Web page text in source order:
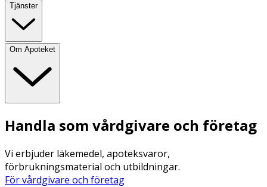
Tjänster
Om Apoteket
Handla som vårdgivare och företag
Vi erbjuder läkemedel, apoteksvaror,
förbrukningsmaterial och utbildningar.
För vårdgivare och företag